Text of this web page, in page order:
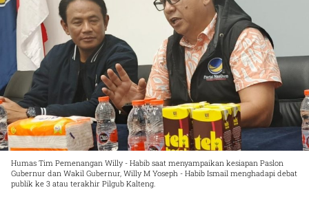
Humas Tim Pemenangan Willy - Habib saat menyampaikan kesiapan Paslon
Gubernur dan Wakil Gubernur, Willy M Yoseph - Habib Ismail menghadapi debat
publik ke 3 atau terakhir Pilgub Kalteng.